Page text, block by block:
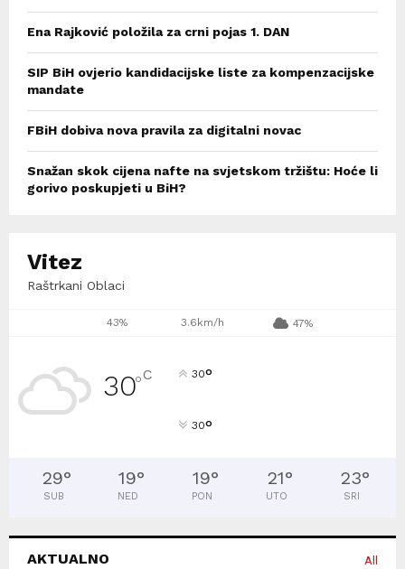
Ena Rajković položila za crni pojas 1. DAN
SIP BiH ovjerio kandidacijske liste za kompenzacijske
mandate
FBiH dobiva nova pravila za digitalni novac
Snažan skok cijena nafte na svjetskom tržištu: Hoće li
gorivo poskupjeti u BiH?
Vitez
Raštrkani Oblaci
43% 3.6km/h 47%
30°C 30°
30°
29°
SUB
19°
NED
19°
PON
21°
UTO
23°
SRI
AKTUALNO All